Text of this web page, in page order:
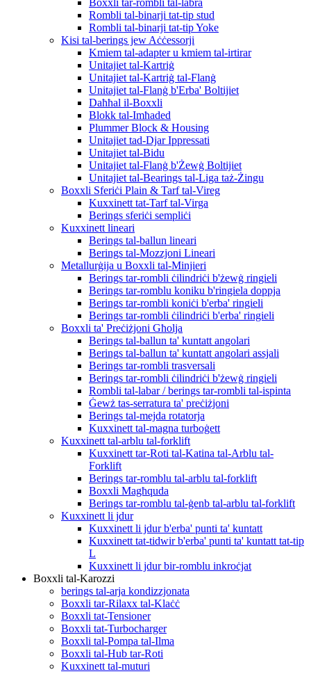
Rombli tal-binarji tat-tip stud
Rombli tal-binarji tat-tip Yoke
Kisi tal-berings jew Aċċessorji
Kmiem tal-adapter u kmiem tal-irtirar
Unitajiet tal-Kartriġ
Unitajiet tal-Kartriġ tal-Flanġ
Unitajiet tal-Flanġ b'Erba' Boltijiet
Daħħal il-Boxxli
Blokk tal-Imħaded
Plummer Block & Housing
Unitajiet tad-Djar Ippressati
Unitajiet tal-Bidu
Unitajiet tal-Flanġ b'Żewġ Boltijiet
Unitajiet tal-Bearings tal-Liga taż-Żingu
Boxxli Sferiċi Plain & Tarf tal-Vireg
Kuxxinett tat-Tarf tal-Virga
Berings sferiċi sempliċi
Kuxxinett lineari
Berings tal-ballun lineari
Berings tal-Mozzjoni Lineari
Metallurġija u Boxxli tal-Minjieri
Berings tar-rombli ċilindriċi b'żewġ ringieli
Berings tar-romblu koniku b'ringiela doppja
Berings tar-rombli koniċi b'erba' ringieli
Berings tar-rombli ċilindriċi b'erba' ringieli
Boxxli ta' Preċiżjoni Għolja
Berings tal-ballun ta' kuntatt angolari
Berings tal-ballun ta' kuntatt angolari assjali
Berings tar-rombli trasversali
Berings tar-rombli ċilindriċi b'żewġ ringieli
Rombli tal-labar / berings tar-rombli tal-ispinta
Ġewż tas-serratura ta' preċiżjoni
Berings tal-mejda rotatorja
Kuxxinett tal-magna turboġett
Kuxxinett tal-arblu tal-forklift
Kuxxinett tar-Roti tal-Katina tal-Arblu tal-
Forklift
Berings tar-romblu tal-arblu tal-forklift
Boxxli Magħquda
Berings tar-romblu tal-ġenb tal-arblu tal-forklift
Kuxxinett li jdur
Kuxxinett li jdur b'erba' punti ta' kuntatt
Kuxxinett tat-tidwir b'erba' punti ta' kuntatt tat-tip
L
Kuxxinett li jdur bir-romblu inkroċjat
Boxxli tal-Karozzi
berings tal-arja kondizzjonata
Boxxli tar-Rilaxx tal-Klaċċ
Boxxli tat-Tensioner
Boxxli tat-Turbocharger
Boxxli tal-Pompa tal-Ilma
Boxxli tal-Hub tar-Roti
Kuxxinett tal-muturi